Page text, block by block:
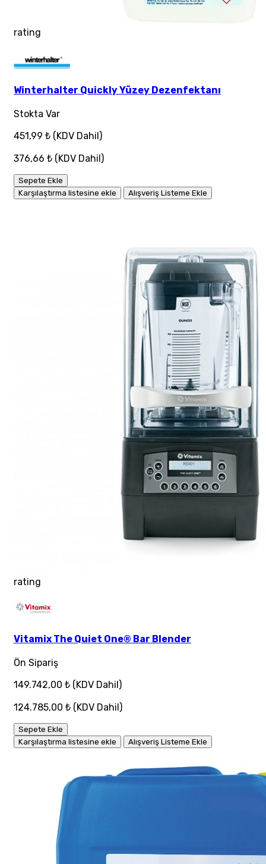
rating
Winterhalter Quickly Yüzey Dezenfektanı
Stokta Var
451,99 ₺ (KDV Dahil)
376,66 ₺ (KDV Dahil)
Sepete Ekle
Karşılaştırma listesine ekle
Alışveriş Listeme Ekle
rating
Vitamix The Quiet One® Bar Blender
Ön Sipariş
149.742,00 ₺ (KDV Dahil)
124.785,00 ₺ (KDV Dahil)
Sepete Ekle
Karşılaştırma listesine ekle
Alışveriş Listeme Ekle